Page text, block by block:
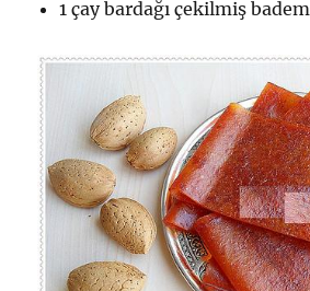
1 çay bardağı çekilmiş badem